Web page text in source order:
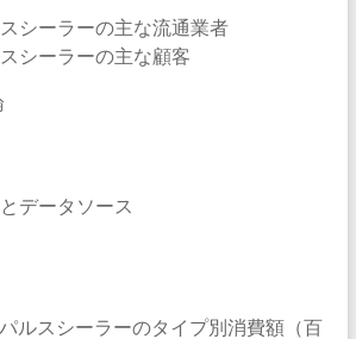
シーラーの主な流通業者
シーラーの主な顧客
データソース
ルスシーラーのタイプ別消費額（百